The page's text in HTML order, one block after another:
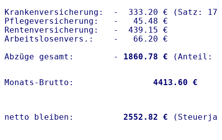
Krankenversicherung:  -  333.20 € (Satz:
Pflegeversicherung:   -   45.48 €
Rentenversicherung:   -  439.15 €
Arbeitslosenvers.:    -   66.20 €
Abzüge gesamt:        -
1860.78 €
Monats-Brutto: 4413.60 €
netto bleiben: 2552.82 €